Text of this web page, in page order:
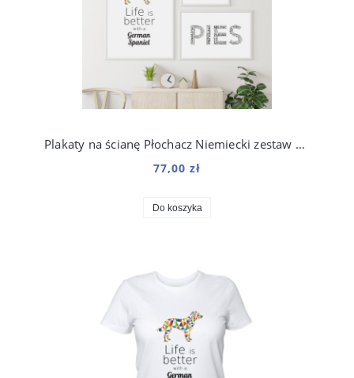
Plakaty na ścianę Płochacz Niemiecki zestaw do salonu
77,00 zł
Do koszyka